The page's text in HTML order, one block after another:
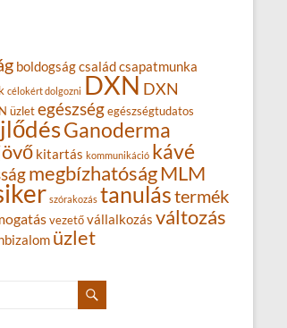
boldogságcsaládcsapatmunka
célokért dolgozni DXNDXN
üzletegészségegészségtudatos
Ganoderma
kitartás kommunikáció kávé
megbízhatóságMLM
szórakozás tanulástermék
vezetővállalkozás változás
üzlet